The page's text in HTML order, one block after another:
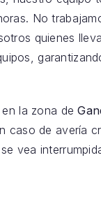
No
quienes
en la zona de
caso de avería
vea